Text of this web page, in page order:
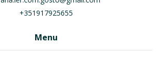
+351917925655
Menu